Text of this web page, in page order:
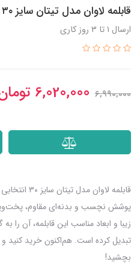
قابلمه لاوان مدل تیتان سایز ۳۰
ارسال ۱ تا ۳ روز کاری
6,990,000
6,020,000
قابلمه
پوشش نچسب و بدنه‌ای مقاوم،
زیبا و ابعاد مناسب این قابلمه، آن را
تبدیل کرده است. هم‌اکنون خرید
بچشید!